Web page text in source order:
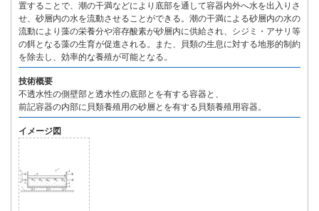
置することで、潮の干満などにより底部を通して容器内外へ水を出入りさ
せ、砂層内の水を流動させることができる。潮の干満による砂層内の水の
流動により藻の栄養分や溶存酸素が砂層内に供給され、シジミ・アサリ等
の餌となる藻の生育が促進される。また、貝類の生息に対する地形的制約
を除去し、効率的な養殖が可能となる。
技術概要
不透水性の側壁部と透水性の底部とを有する容器と、
前記容器の内部に貝類養殖用の砂層とを有する貝類養殖用容器。
イメージ図